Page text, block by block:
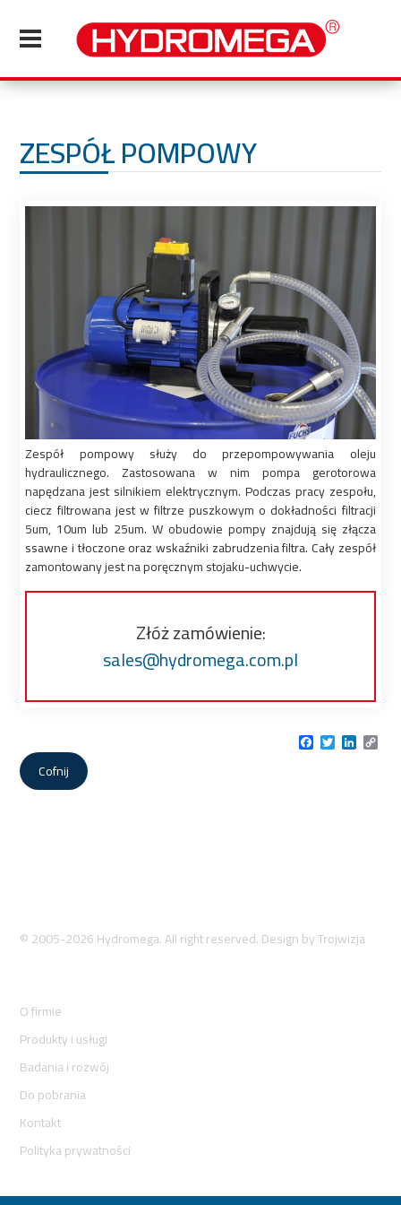
ZESPÓŁ POMPOWY
Zespół pompowy służy do przepompowywania oleju
hydraulicznego. Zastosowana w nim pompa gerotorowa
napędzana jest silnikiem elektrycznym. Podczas pracy zespołu,
ciecz filtrowana jest w filtrze puszkowym o dokładności filtracji
5um, 10um lub 25um. W obudowie pompy znajdują się złącza
ssawne i tłoczone oraz wskaźniki zabrudzenia filtra. Cały zespół
zamontowany jest na poręcznym stojaku-uchwycie.
Złóż zamówienie:
sales@hydromega.com.pl
Facebook
Twitter
Link
Cofnij
© 2005-2026 Hydromega. All right reserved. Design byTrojwizja
O firmie
Produkty i usługi
Badania i rozwój
Do pobrania
Kontakt
Polityka prywatności